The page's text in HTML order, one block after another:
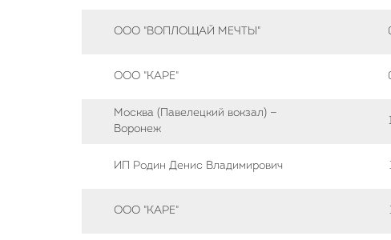
ООО "ВОПЛОЩАЙ МЕЧТЫ"
ООО "КАРЕ"
Москва (Павелецкий вокзал) —
Воронеж
ИП Родин Денис Владимирович
ООО "КАРЕ"